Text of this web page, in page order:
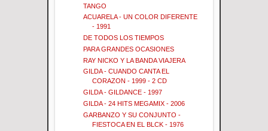
TANGO
ACUARELA - UN COLOR DIFERENTE
- 1991
DE TODOS LOS TIEMPOS
PARA GRANDES OCASIONES
RAY NICKO Y LA BANDA VIAJERA
GILDA - CUANDO CANTA EL
CORAZON - 1999 - 2 CD
GILDA - GILDANCE - 1997
GILDA - 24 HITS MEGAMIX - 2006
GARBANZO Y SU CONJUNTO -
FIESTOCA EN EL BLCK - 1976